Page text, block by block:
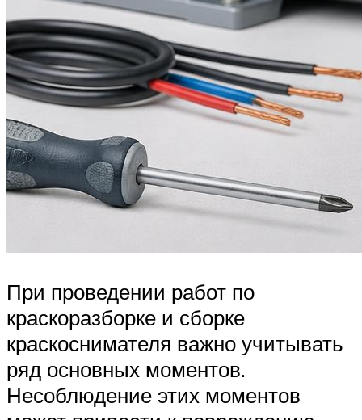
При проведении работ по
краскоразборке и сборке
краскоснимателя важно учитывать
ряд основных моментов.
Несоблюдение этих моментов